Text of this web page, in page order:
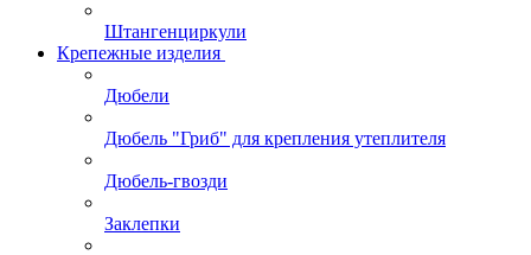
Штангенциркули
Крепежные изделия
Дюбели
Дюбель "Гриб" для крепления утеплителя
Дюбель-гвозди
Заклепки